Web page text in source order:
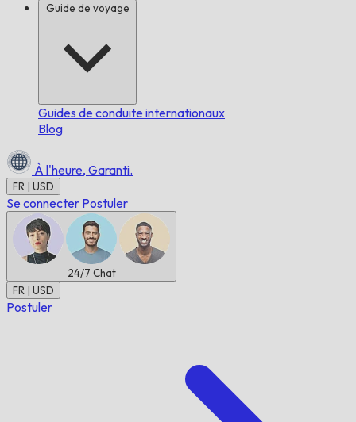
Guide de voyage
Guides de conduite internationaux
Blog
À l'heure, Garanti.
FR | USD
Se connecter Postuler
24/7 Chat
FR | USD
Postuler